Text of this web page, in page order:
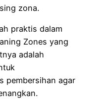
zona.
praktis dalam
Zones yang
adalah
pembersihan agar